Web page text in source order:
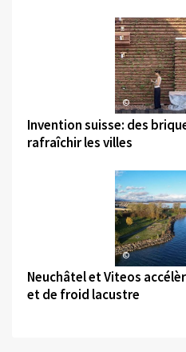
©
Invention suisse: des
rafraîchir les villes
©
Neuchâtel et Viteos
et de froid lacustre